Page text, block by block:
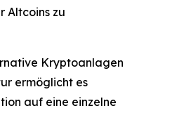
Altcoins zu
Kryptoanlagen
ermöglicht es
auf eine einzelne